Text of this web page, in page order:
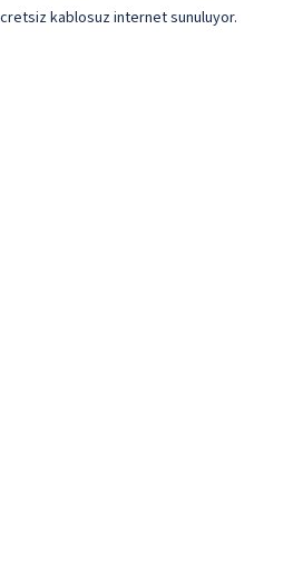
kablosuz internet sunuluyor.